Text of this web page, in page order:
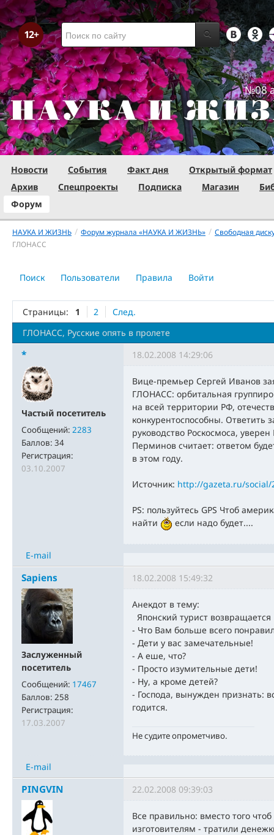
№08
Новости События Факт дня
Открытый формат
Архив
Спецпроекты Подписка Магазин
Форум
НАУКА И ЖИЗНЬ / Форум журнала «НАУКА И ЖИЗНЬ» / Свободная
ГЛОНАСС
Поиск Пользователи Правила Войти
Страницы: 1 2
След.
ГЛОНАСС, Русские опять в пролете
*
Частый посетитель
Сообщений: 2283
Баллов: 34
Регистрация:
03.10.2007
18.02.2008 14:29:06
Вице-премьер Сергей Иванов
ГЛОНАСС: орбитальная
на всей территории РФ,
конкурентоспособны. Ответить
руководство Роскосмоса,
Перминов считает: ответом
в этом году.
Источник: http://gazeta.ru/social/
PS: пользуйтесь GPS Чтоб
найти
если надо будет....
E-mail
Sapiens
Заслуженный
посетитель
Сообщений: 17467
Баллов: 258
Регистрация:
17.03.2007
18.02.2008 15:49:32
Анекдот в тему:
Японский турист
- Что Вам больше всего
- Дети у вас замечательные!
- А еше, что?
- Просто изумительные дети!
- Ну, а кроме детей?
- Господа, вынужден признать:
годится.
Не судите опрометчиво.
E-mail
PINGVIN 22.02.2008 09:39:03
Все правильно: вместо того
изготовителям - тратили